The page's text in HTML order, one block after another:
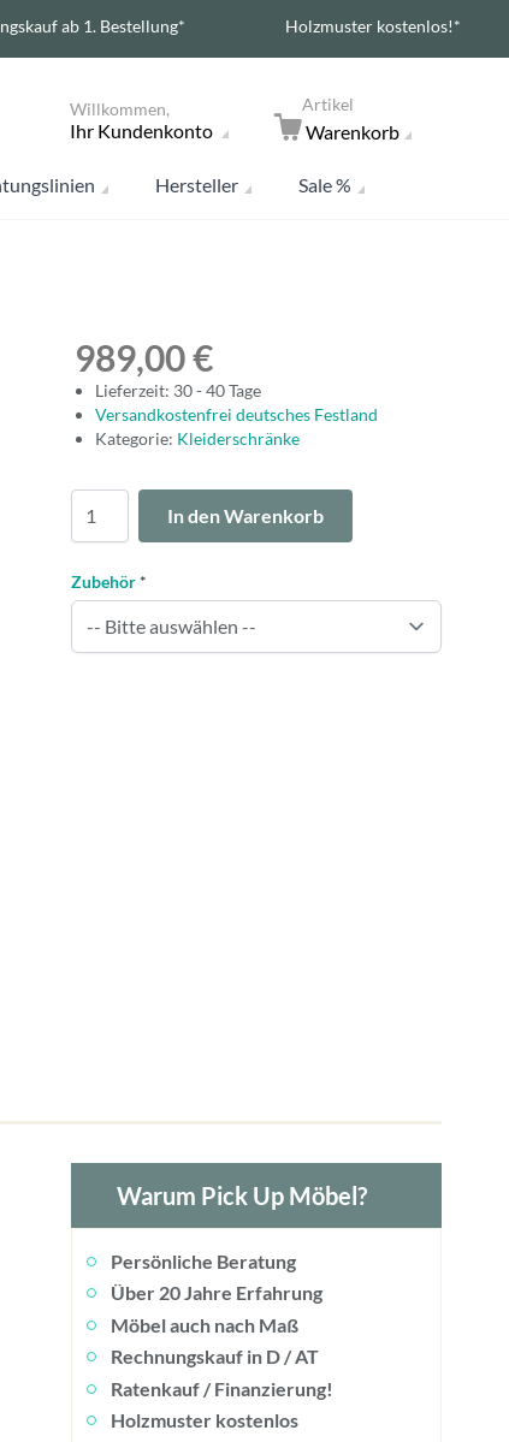
ab 1. Bestellung* Holzmuster kostenlos!*
Willkommen,
Ihr Kundenkonto
Artikel
Warenkorb
Hersteller Sale %
989,00 €
Lieferzeit: 30 - 40 Tage
Versandkostenfrei deutsches Festland
Kategorie: Kleiderschränke
In den Warenkorb
Zubehör *
Warum Pick Up Möbel?
Persönliche Beratung
Über 20 Jahre Erfahrung
Möbel auch nach Maß
Rechnungskauf in D / AT
Ratenkauf / Finanzierung!
Holzmuster kostenlos